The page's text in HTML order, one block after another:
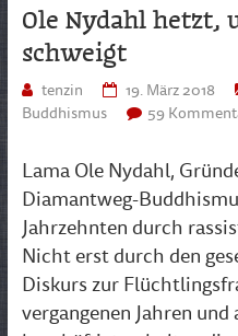
Ole Nydahl hetzt,
schweigt
tenzin 19. März 2018
Buddhismus
59
Lama Ole Nydahl,
Diamantweg-
Jahrzehnten durch
Nicht erst durch den
Diskurs zur
vergangenen Jahren